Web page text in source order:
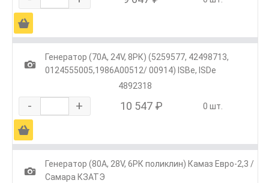
Ä
1
Генератор (70А, 24V, 8РК) (5259577, 42498713,
0124555005,1986А00512/ 00914) ISBe, ISDe
4892318
- + 10 547 ₽ 0 шт.
Ä
1
Генератор (80А, 28V, 6РК поликлин) Камаз Евро-2,3 /
Самара КЗАТЭ